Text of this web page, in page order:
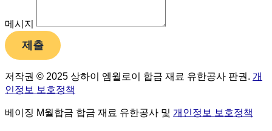
메시지
제출
저작권 © 2025 상하이 엠월로이 합금 재료 유한공사 판권. 개
인정보 보호정책
베이징 M월합금 합금 재료 유한공사 및 개인정보 보호정책